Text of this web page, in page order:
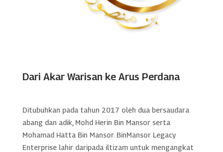
Dari Akar Warisan ke Arus Perdana
Ditubuhkan pada tahun 2017 oleh dua bersaudara
abang dan adik, Mohd Herin Bin Mansor serta
Mohamad Hatta Bin Mansor. BinMansor Legacy
Enterprise lahir daripada iltizam untuk mengangkat